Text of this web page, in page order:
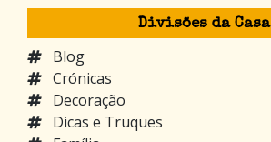
Divisões da Casa
Blog
Crónicas
Decoração
Dicas e Truques